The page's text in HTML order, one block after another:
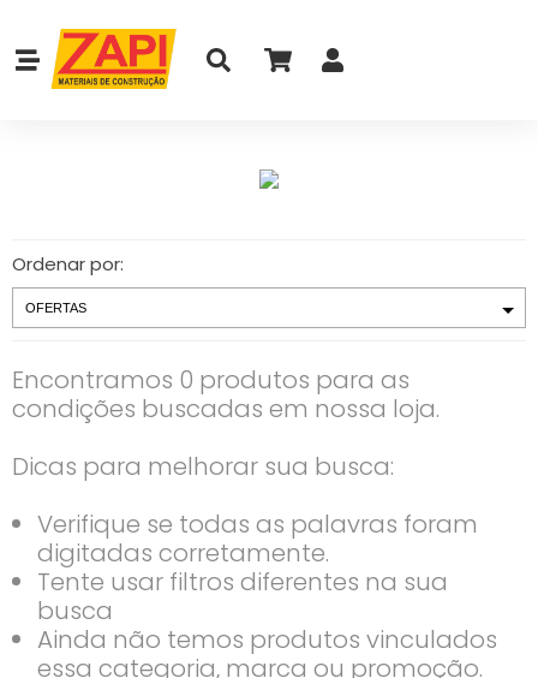
Ordenar por:
Encontramos 0 produtos para as
condições buscadas em nossa loja.
Dicas para melhorar sua busca:
Verifique se todas as palavras foram
digitadas corretamente.
Tente usar filtros diferentes na sua
busca
Ainda não temos produtos vinculados
essa categoria, marca ou promoção.